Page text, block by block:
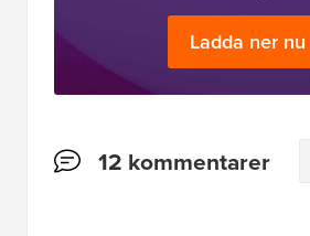
Ladda ner nu
Läsarnas12 kommentarer